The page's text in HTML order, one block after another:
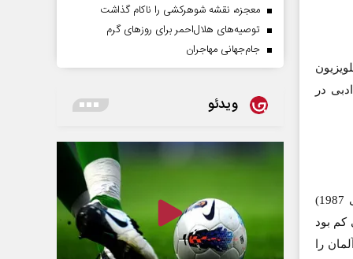
کیهان فرهنگی بودم، برای زن‌روز و برنامه کودک کانال 2 تلویزیون
در
بله. تصمیم این بود که درسم را ادامه بدهم. خیلی مشکل بود. سال 1365 (یعنی 1987)
بود
را
معجزه، نقشه شوهرکشی را ناکام گذاشت
توصیه‌های هلال‌احمر برای روز‌های گرم
جام‌جهانی مهاجران
ویدئو